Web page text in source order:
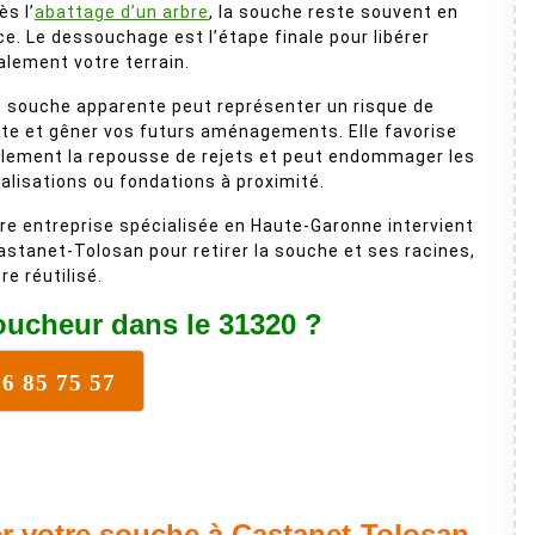
l’abattage d’un arbre, la souche reste souvent en
Le dessouchage est l’étape finale pour libérer
votre terrain.
souche apparente peut représenter un risque de
et gêner vos futurs aménagements. Elle favorise
la repousse de rejets et peut endommager les
ou fondations à proximité.
entreprise spécialisée en Haute-Garonne intervient
Tolosan pour retirer la souche et ses racines,
réutilisé.
dans le 31320 ?
85 75 57